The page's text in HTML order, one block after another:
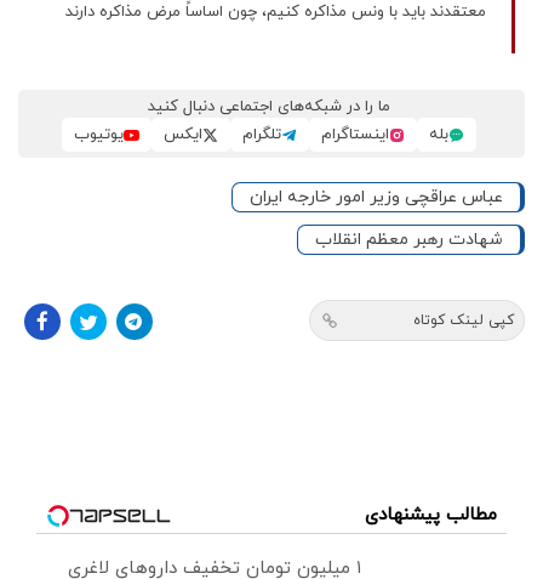
معتقدند باید با ونس مذاکره کنیم، چون اساساً مرض مذاکره دارند
ما را در شبکه‌های اجتماعی دنبال کنید
بله
اینستاگرام تلگرام ایکس یوتیوب
عباس عراقچی وزیر امور خارجه ایران
شهادت رهبر معظم انقلاب
کپی لینک کوتاه
مطالب پیشنهادی
۱ میلیون تومان تخفیف داروهای لاغری